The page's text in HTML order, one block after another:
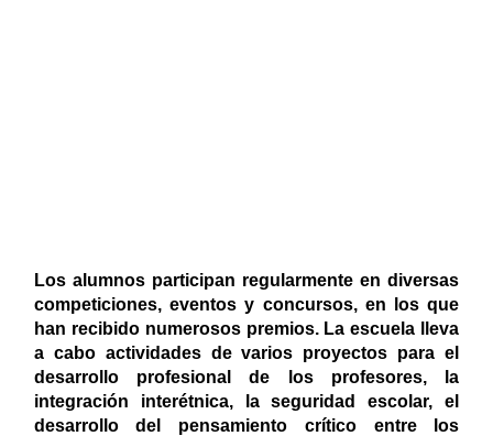
Los alumnos participan regularmente en diversas
competiciones, eventos y concursos, en los que
han recibido numerosos premios. La escuela lleva
a cabo actividades de varios proyectos para el
desarrollo profesional de los profesores, la
integración interétnica, la seguridad escolar, el
desarrollo del pensamiento crítico entre los